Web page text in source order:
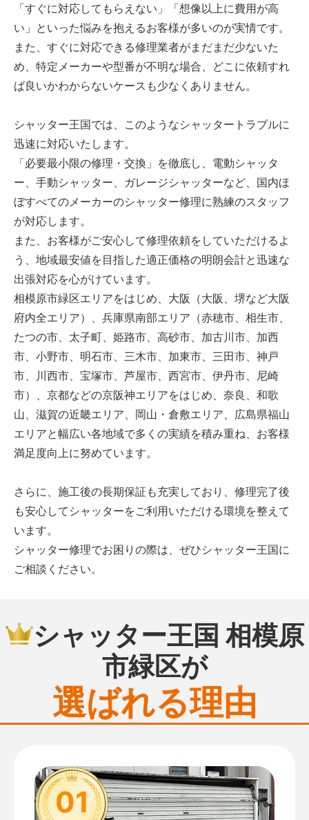
「すぐに対応してもらえない」「想像以上に費用が高
い」といった悩みを抱えるお客様が多いのが実情です。
また、すぐに対応できる修理業者がまだまだ少ないた
め、特定メーカーや型番が不明な場合、どこに依頼すれ
ば良いかわからないケースも少なくありません。
シャッター王国では、このようなシャッタートラブルに
迅速に対応いたします。
「必要最小限の修理・交換」を徹底し、電動シャッタ
ー、手動シャッター、ガレージシャッターなど、国内ほ
ぼすべてのメーカーのシャッター修理に熟練のスタッフ
が対応します。
また、お客様がご安心して修理依頼をしていただけるよ
う、地域最安値を目指した適正価格の明朗会計と迅速な
出張対応を心がけています。
相模原市緑区エリアをはじめ、大阪（大阪、堺など大阪
府内全エリア）、兵庫県南部エリア（赤穂市、相生市、
たつの市、太子町、姫路市、高砂市、加古川市、加西
市、小野市、明石市、三木市、加東市、三田市、神戸
市、川西市、宝塚市、芦屋市、西宮市、伊丹市、尼崎
市）、京都などの京阪神エリアをはじめ、奈良、和歌
山、滋賀の近畿エリア、岡山・倉敷エリア、広島県福山
エリアと幅広い各地域で多くの実績を積み重ね、お客様
満足度向上に努めています。
さらに、施工後の長期保証も充実しており、修理完了後
も安心してシャッターをご利用いただける環境を整えて
います。
シャッター修理でお困りの際は、ぜひシャッター王国に
ご相談ください。
シャッター王国 相模原
市緑区が
選ばれる理由
01